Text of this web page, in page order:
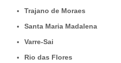
Trajano de Moraes
Santa Maria Madalena
Varre-Sai
Rio das Flores